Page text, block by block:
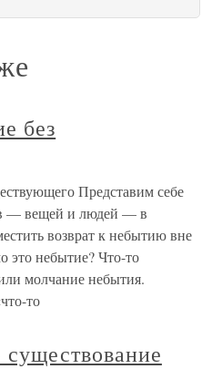
без
Представим себе
— вещей и людей — в
возврат к небытию вне
это небытие? Что-то
молчание небытия.
то